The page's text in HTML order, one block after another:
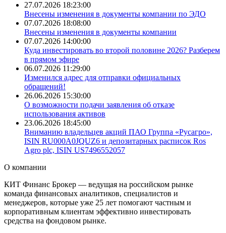
27.07.2026 18:23:00
Внесены изменения в документы компании по ЭДО
07.07.2026 18:08:00
Внесены изменения в документы компании
07.07.2026 14:00:00
​Куда инвестировать во второй половине 2026? Разберем
в прямом эфире
06.07.2026 11:29:00
Изменился адрес для отправки официальных
обращений!
26.06.2026 15:30:00
О возможности подачи заявления об отказе
использования активов
23.06.2026 18:45:00
Вниманию владельцев акций ПАО Группа «Русагро»,
ISIN RU000A0JQUZ6 и депозитарных расписок Ros
Agro plc, ISIN US7496552057
О компании
КИТ Финанс Брокер — ведущая на российском рынке
команда финансовых аналитиков, специалистов и
менеджеров, которые уже 25 лет помогают частным и
корпоративным клиентам эффективно инвестировать
средства на фондовом рынке.